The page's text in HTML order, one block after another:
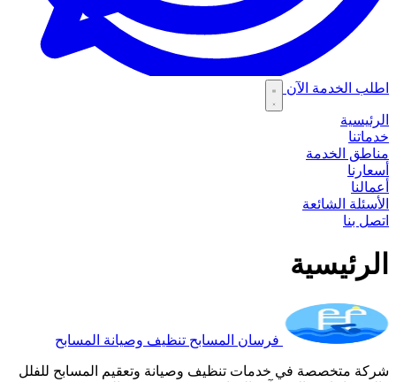
اطلب الخدمة الآن
الرئيسية
خدماتنا
مناطق الخدمة
أسعارنا
أعمالنا
الأسئلة الشائعة
اتصل بنا
الرئيسية
فرسان المسابح تنظيف وصيانة المسابح
شركة متخصصة في خدمات تنظيف وصيانة وتعقيم المسابح للفلل